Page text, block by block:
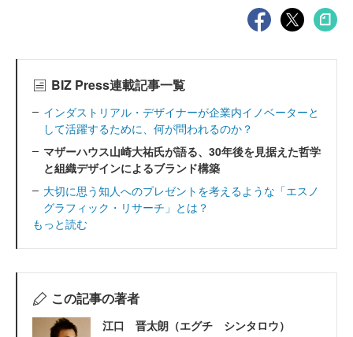
BIZ Press連載記事一覧
インダストリアル・デザイナーが企業内イノベーターと
して活躍するために、何が問われるのか？
マザーハウス山崎大祐氏が語る、30年後を見据えた哲学
と組織デザインによるブランド構築
大切に思う知人へのプレゼントを考えるような「エスノ
グラフィック・リサーチ」とは？
もっと読む
この記事の著者
江口 晋太朗（エグチ シンタロウ）